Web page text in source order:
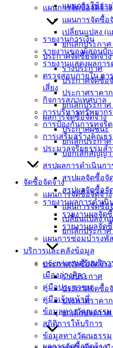
แผนการจัดซื้อจัดจ้าง
แผนการจัดซื้อ
เปลี่ยนแปลง (
ยกเลิกประกา
ประกาศจัดซื้อจัดจ้าง
ร่างประกาศ
ประกาศจัดซื้อ
ประกาศราคา
ยกเลิกประกา
ผลการจัดซื้อจัดจ้าง
ประกาศผู้ชนะ
ยกเลิกประกา
บอกเลิกสัญญา
สรุปผลการดำเนินก
สรุปผลจัดซื้อจั
สรุปผลจัดซื้อจั
รายงานผลการดำเ
รายงานผลจัด
รายงานผลจัด
แผนการซ่อมบำรุงพั
บริการและคลังข้อมูล
e-Service ขอรับบริก
เมืองอ่างศิลา
คู่มือประชาชน
คู่มือเจ้าหน้าที่
ข้อมูลทางวัฒนธรรม
สถิติการให้บริการ
ข้อมูลทางวัฒนธรรม
แผนการใช้จ่า
รายงานการเงิน
รายงานของผู้สอบบั
รายงานแสดงผลกา
ตรวจสอบภายใน ก
เสี่ยง
กิจการสภาเทศบาล
การบริหารทรัพยาก
การป้องกันการทุจริต
การเสริมสร้างคุณธ
ประมวลจริยธรรมส
จัดซื้อจัดจ้าง
แผนการจัดซื้อจัดจ้าง
แผนการจัดซื้อ
เปลี่ยนแปลง (
ยกเลิกประกา
ประกาศจัดซื้อจัดจ้าง
ร่างประกาศ
ประกาศจัดซื้อ
ประกาศราคา
ยกเลิกประกา
ผลการจัดซื้อจัดจ้าง
สายตรง
เทศบาล
ผู้บริหาร
และ
หัวหน้า
ราชการ
สภา
เทศบาล
สงวนลิขสิทธิ์ © 2563 เทศบาลเมื
angsilacity.go.th | Powered by